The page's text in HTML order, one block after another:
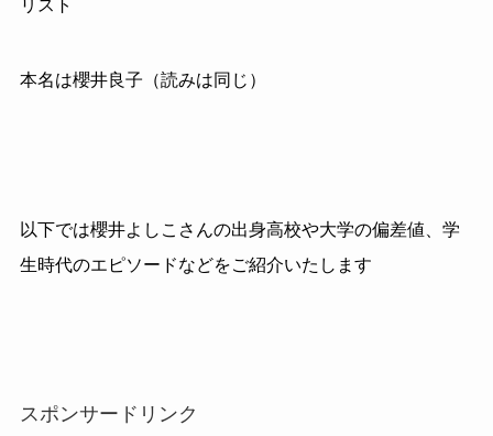
リスト
本名は櫻井良子（読みは同じ）
以下では櫻井よしこさんの出身高校や大学の偏差値、学
生時代のエピソードなどをご紹介いたします
スポンサードリンク